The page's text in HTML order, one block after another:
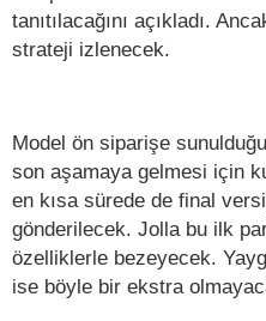
tanıtılacağını açıkladı.
strateji izlenecek.
Model ön siparişe
son aşamaya gelmesi için
en kısa sürede de final
gönderilecek. Jolla bu ilk
özelliklerle bezeyecek.
ise böyle bir ekstra